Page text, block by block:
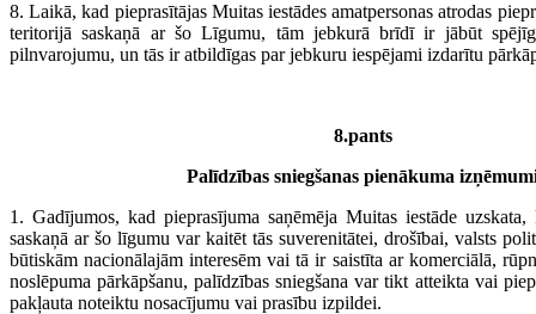
8. Laikā, kad pieprasītājas Muitas iestādes amatpersonas atrodas
teritorijā saskaņā ar šo Līgumu, tām jebkurā brīdī ir jābūt
pilnvarojumu, un tās ir atbildīgas par jebkuru iespējami izdarītu
8.pants
Palīdzības sniegšanas pienākuma
1. Gadījumos, kad pieprasījuma saņēmēja Muitas iestāde
saskaņā ar šo līgumu var kaitēt tās suverenitātei, drošībai, valsts
būtiskām nacionālajām interesēm vai tā ir saistīta ar komerciālā,
noslēpuma pārkāpšanu, palīdzības sniegšana var tikt atteikta vai
pakļauta noteiktu nosacījumu vai prasību izpildei.